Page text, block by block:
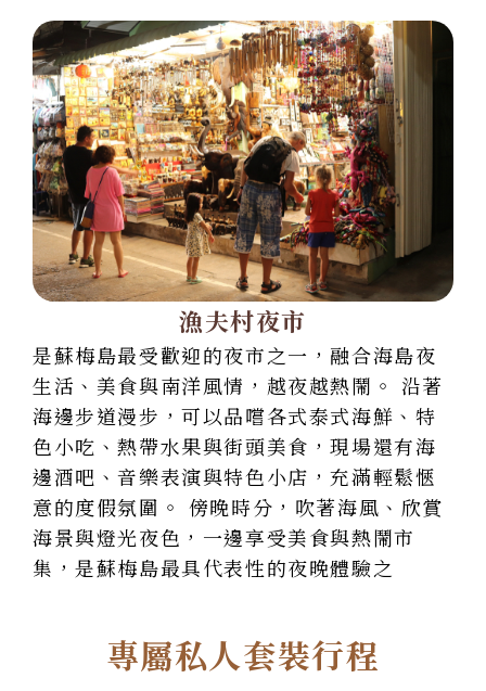
漁夫村夜市
是蘇梅島最受歡迎的夜市之一，融合海島夜
生活、美食與南洋風情，越夜越熱鬧。 沿著
海邊步道漫步，可以品嚐各式泰式海鮮、特
色小吃、熱帶水果與街頭美食，現場還有海
邊酒吧、音樂表演與特色小店，充滿輕鬆愜
意的度假氛圍。 傍晚時分，吹著海風、欣賞
海景與燈光夜色，一邊享受美食與熱鬧市
集，是蘇梅島最具代表性的夜晚體驗之
專屬私人套裝行程